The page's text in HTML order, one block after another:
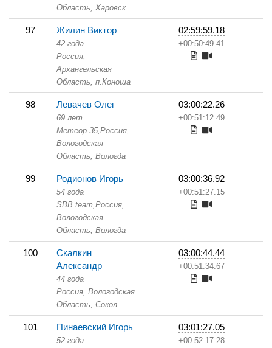
Область, Харовск
97 Жилин Виктор
42 года
Россия,
Архангельская
Область, п.Коноша
02:59:59.18
+00:50:49.41
98 Левачев Олег
69 лет
Метеор-35,Россия,
Вологодская
Область, Вологда
03:00:22.26
+00:51:12.49
99 Родионов Игорь
54 года
SBB team,Россия,
Вологодская
Область, Вологда
03:00:36.92
+00:51:27.15
100
Скалкин
Александр
44 года
Россия, Вологодская
Область, Сокол
03:00:44.44
+00:51:34.67
101 Пинаевский Игорь
52 года
03:01:27.05
+00:52:17.28